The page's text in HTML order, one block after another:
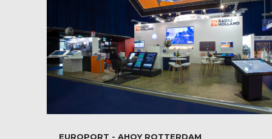
EUROPORT - AHOY ROTTERDAM